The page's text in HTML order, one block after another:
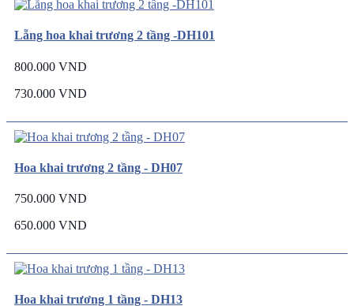
Lẵng hoa khai trương 2 tầng -DH101
800.000 VND
730.000 VND
Hoa khai trương 2 tầng - DH07
750.000 VND
650.000 VND
Hoa khai trương 1 tầng - DH13